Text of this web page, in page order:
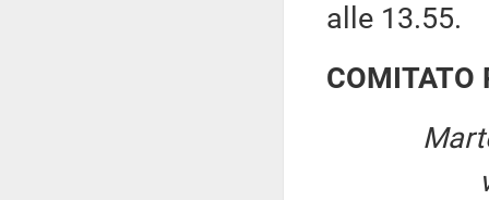
alle 13.55.
COMITATO